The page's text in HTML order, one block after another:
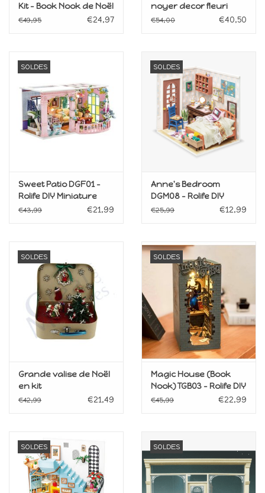
Kit - Book Nook de Noël
- DIY
€49,95 €24,97
noyer decor fleuri
€54,00 €40,50
SOLDES
Sweet Patio DGF01 -
Rolife DIY Miniature
Dollhouse
€43,99 €21,99
SOLDES
Anne's Bedroom
DGM08 - Rolife DIY
Miniature Dollhouse
€25,99 €12,99
SOLDES
Grande valise de Noël
en kit
€42,99 €21,49
SOLDES
Magic House (Book
Nook) TGB03 - Rolife DIY
Miniature Dollhouse
€45,99 €22,99
SOLDES SOLDES